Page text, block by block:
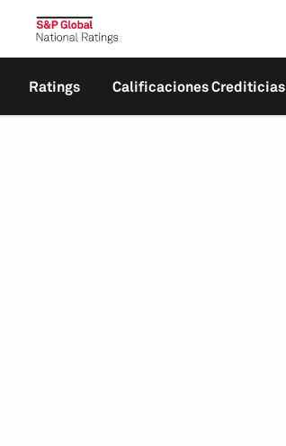
Ratings Calificaciones Crediticias